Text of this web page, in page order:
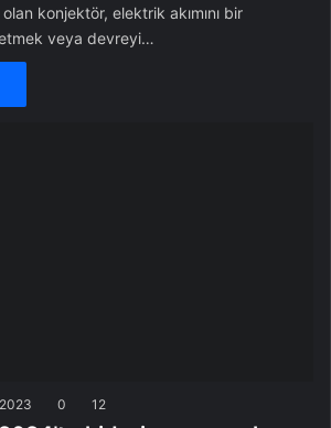
konjektör, elektrik akımını bir
veya devreyi…
0 12